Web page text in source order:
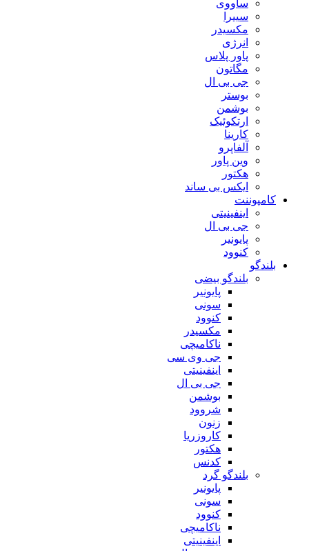
ساووی
سییرا
مکسیدر
انرژی
پاور پلاس
مگاتون
جی بی ال
بوستر
بوشمن
ارتکوئیک
کارینا
آلفاپرو
وین پاور
هکتور
ایکس بی ساند
کامپوننت
اینفینیتی
جی بی ال
پایونیر
کنوود
بلندگو
بلندگو بیضی
پایونیر
سونی
کنوود
مکسیدر
ناکامیچی
جی وی سی
اینفینیتی
جی بی ال
بوشمن
شروود
زنون
کاروزریا
هکتور
کدنس
بلندگو گرد
پایونیر
سونی
کنوود
ناکامیچی
اینفینیتی